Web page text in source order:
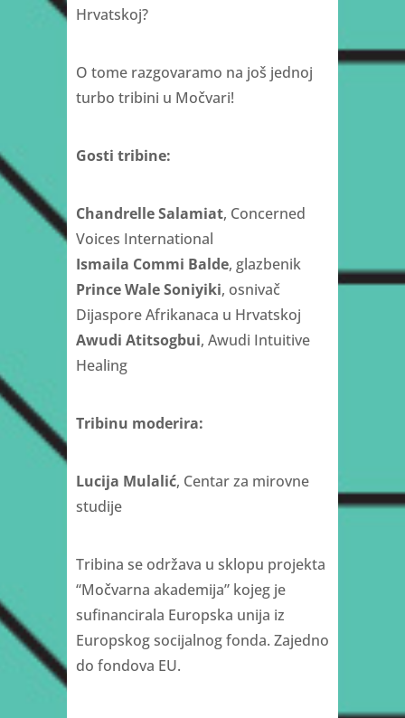
Hrvatskoj?
O tome razgovaramo na još jednoj
turbo tribini u Močvari!
Gosti tribine:
Chandrelle Salamiat, Concerned
Voices International
Ismaila Commi Balde, glazbenik
Prince Wale Soniyiki, osnivač
Dijaspore Afrikanaca u Hrvatskoj
Awudi Atitsogbui, Awudi Intuitive
Healing
Tribinu moderira:
Lucija Mulalić, Centar za mirovne
studije
Tribina se održava u sklopu projekta
“Močvarna akademija” kojeg je
sufinancirala Europska unija iz
Europskog socijalnog fonda. Zajedno
do fondova EU.